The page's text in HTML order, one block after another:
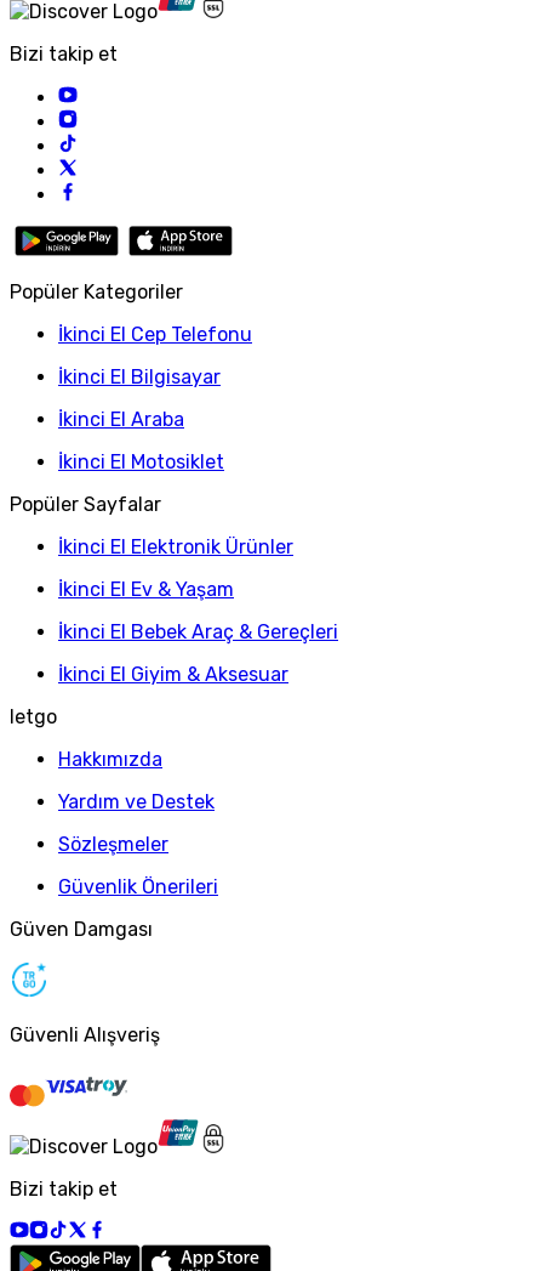
Bizi takip et
Popüler Kategoriler
İkinci El Cep Telefonu
İkinci El Bilgisayar
İkinci El Araba
İkinci El Motosiklet
Popüler Sayfalar
İkinci El Elektronik Ürünler
İkinci El Ev & Yaşam
İkinci El Bebek Araç & Gereçleri
İkinci El Giyim & Aksesuar
letgo
Hakkımızda
Yardım ve Destek
Sözleşmeler
Güvenlik Önerileri
Güven Damgası
Güvenli Alışveriş
Bizi takip et